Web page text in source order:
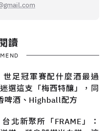
讀
世足冠軍賽配什麼酒最過
選這支「梅西特釀」，同
啤酒、Highball配方
台北新聚所「FRAME」：